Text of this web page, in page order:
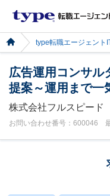
type転職エージェント
広告運用コンサル
提案～運用まで一
株式会社フルスピード
お問い合わせ番号：600046